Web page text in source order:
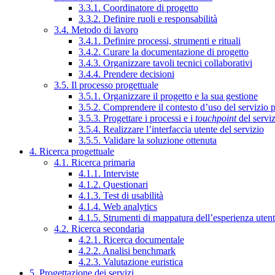
3.3.1. Coordinatore di progetto
3.3.2. Definire ruoli e responsabilità
3.4. Metodo di lavoro
3.4.1. Definire processi, strumenti e rituali
3.4.2. Curare la documentazione di progetto
3.4.3. Organizzare tavoli tecnici collaborativi
3.4.4. Prendere decisioni
3.5. Il processo progettuale
3.5.1. Organizzare il progetto e la sua gestione
3.5.2. Comprendere il contesto d’uso del servizio
3.5.3. Progettare i processi e i touchpointdel
3.5.4. Realizzare l’interfaccia utente del servizio
3.5.5. Validare la soluzione ottenuta
4. Ricerca progettuale
4.1. Ricerca primaria
4.1.1. Interviste
4.1.2. Questionari
4.1.3. Test di usabilità
4.1.4. Web analytics
4.1.5. Strumenti di mappatura dell’esperienza
4.2. Ricerca secondaria
4.2.1. Ricerca documentale
4.2.2. Analisi benchmark
4.2.3. Valutazione euristica
5. Progettazione dei servizi